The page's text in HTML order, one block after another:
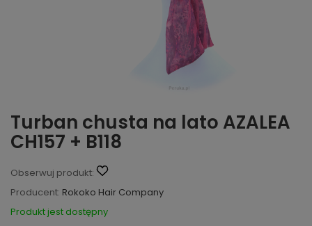
Turban chusta na lato AZALEA
CH157 + B118
Obserwuj produkt:
Producent: Rokoko Hair Company
Produkt jest dostępny